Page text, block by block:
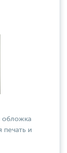
обложка
печать и